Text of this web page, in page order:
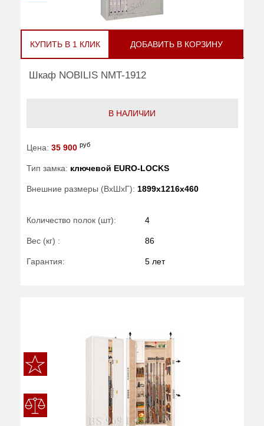
КУПИТЬ В 1 КЛИК ДОБАВИТЬ В КОРЗИНУ
Шкаф NOBILIS NMT-1912
В НАЛИЧИИ
Цена: 35 900 руб
Тип замка: ключевой EURO-LOCKS
Внешние размеры (ВхШхГ): 1899x1216x460
Количество полок (шт): 4
Вес (кг) : 86
Гарантия: 5 лет